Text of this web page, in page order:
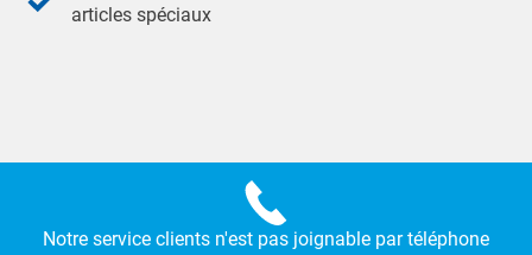
articles spéciaux
Notre service clients n'est pas joignable par téléphone